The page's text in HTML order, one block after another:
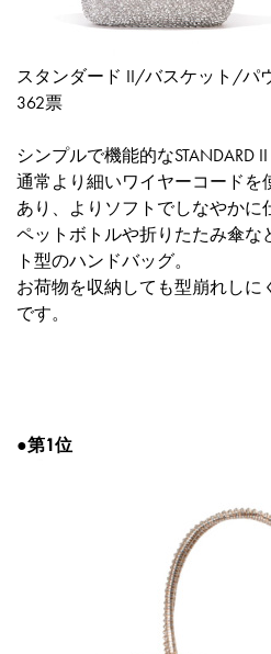
スタンダード II/バスケット/パ
362票
シンプルで機能的なSTANDARD
通常より細いワイヤーコードを
あり、よりソフトでしなやかに
ペットボトルや折りたたみ傘な
ト型のハンドバッグ。
お荷物を収納しても型崩れし
です。
●第1位